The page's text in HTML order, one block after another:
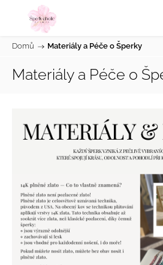
Domů / Materiály a Péče o Šperky
Materiály a Péče o